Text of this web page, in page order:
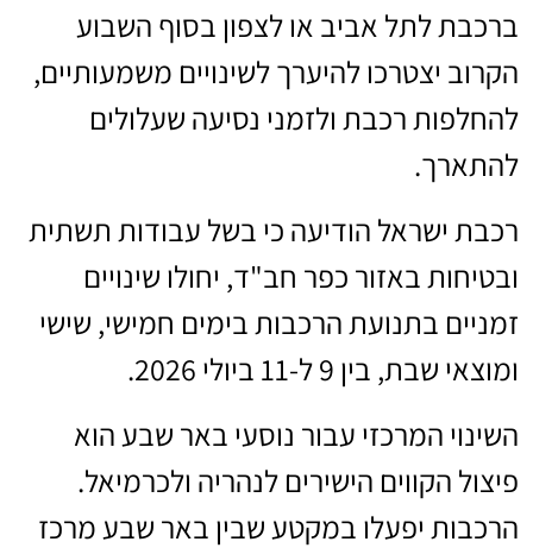
ברכבת לתל אביב או לצפון בסוף השבוע
הקרוב יצטרכו להיערך לשינויים משמעותיים,
להחלפות רכבת ולזמני נסיעה שעלולים
להתארך.
רכבת ישראל הודיעה כי בשל עבודות תשתית
ובטיחות באזור כפר חב"ד, יחולו שינויים
זמניים בתנועת הרכבות בימים חמישי, שישי
ומוצאי שבת, בין 9 ל-11 ביולי 2026.
השינוי המרכזי עבור נוסעי באר שבע הוא
פיצול הקווים הישירים לנהריה ולכרמיאל.
הרכבות יפעלו במקטע שבין באר שבע מרכז